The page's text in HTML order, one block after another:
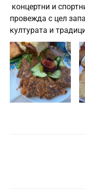
концертни и
провежда с цел
културата и